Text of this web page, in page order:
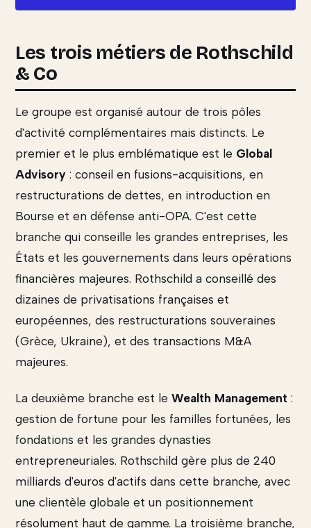
Les trois métiers de Rothschild
& Co
Le groupe est organisé autour de trois pôles
d'activité complémentaires mais distincts. Le
premier et le plus emblématique est le Global
Advisory : conseil en fusions-acquisitions, en
restructurations de dettes, en introduction en
Bourse et en défense anti-OPA. C'est cette
branche qui conseille les grandes entreprises, les
États et les gouvernements dans leurs opérations
financières majeures. Rothschild a conseillé des
dizaines de privatisations françaises et
européennes, des restructurations souveraines
(Grèce, Ukraine), et des transactions M&A
majeures.
La deuxième branche est le Wealth Management :
gestion de fortune pour les familles fortunées, les
fondations et les grandes dynasties
entrepreneuriales. Rothschild gère plus de 240
milliards d'euros d'actifs dans cette branche, avec
une clientèle globale et un positionnement
résolument haut de gamme. La troisième branche,